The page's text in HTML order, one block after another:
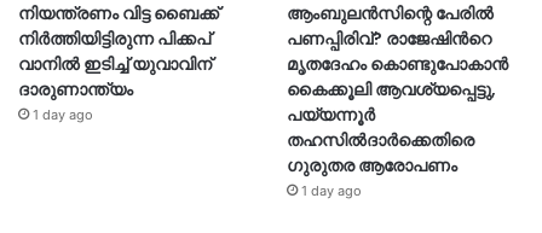
നിയന്ത്രണം വിട്ട ബൈക്ക്
നിർത്തിയിട്ടിരുന്ന പിക്കപ്
വാനിൽ ഇടിച്ച് യുവാവിന്
ദാരുണാന്ത്യം
1 day ago
ആംബുലൻസിന്റെ പേരിൽ
പണപ്പിരിവ്? രാജേഷിന്‍റെ
മൃതദേഹം കൊണ്ടുപോകാൻ
കൈക്കൂലി ആവശ്യപ്പെട്ടു,
പയ്യന്നൂർ
തഹസിൽദാർക്കെതിരെ
ഗുരുതര ആരോപണം
1 day ago